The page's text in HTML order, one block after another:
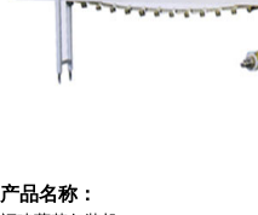
产品名称：